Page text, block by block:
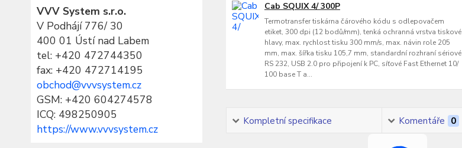
VVV System s.r.o.
V Podhájí 776/ 30
400 01 Ústí nad Labem
tel: +420 472744350
fax: +420 472714195
obchod@vvvsystem.cz
GSM: +420 604274578
ICQ: 498250905
https://www.vvvsystem.cz
Cab SQUIX 4/ 300P
Termotransfer tiskárna čárového kódu s odlepovačem
etiket, 300 dpi (12 bodů/mm), tenká ochranná vrstva tiskové
hlavy, max. rychlost tisku 300 mm/s, max. návin role 205
mm, max. šířka tisku 105,7 mm, standardní rozhraní sériové
RS 232, USB 2.0 pro připojení k PC, síťové Fast Ethernet 10/
100 base T a...
Kompletní specifikace Komentáře 0